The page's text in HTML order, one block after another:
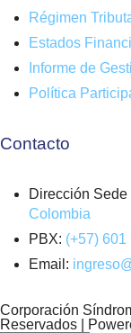
Régimen
Estados
Informe de
Política
Contacto
Dirección
Colombia
PBX: (+57) 601
Email:
Corporación
Reservados |